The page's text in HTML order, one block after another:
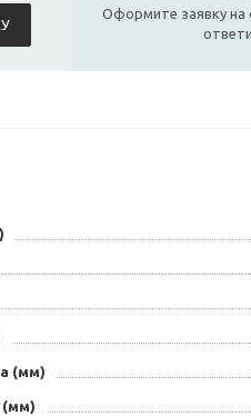
Оформите заявку на
(мм)
(мм)